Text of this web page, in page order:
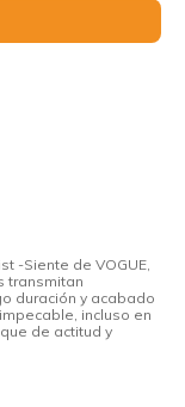
-Siente de VOGUE,
transmitan
duración y acabado
incluso en
de actitud y